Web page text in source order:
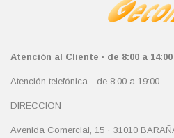
Atención al Cliente · de 8:00 a 14:00
Atención telefónica · de 8:00 a 19:00
DIRECCION
Avenida Comercial, 15 · 31010